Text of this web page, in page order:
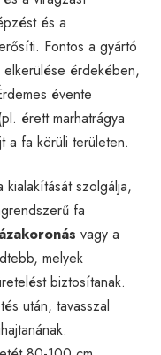
és a
Fontos a gyártó
elkerülése érdekében,
évente
érett marhatrágya
a fa körüli területen.
szolgálja,
fa
vagy a
melyek
biztosítanak.
után, tavasszal